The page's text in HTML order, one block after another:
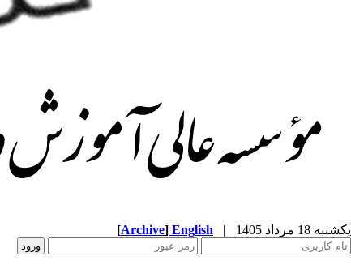
یکشنبه 18 مرداد 1405 |
English
[Archive]